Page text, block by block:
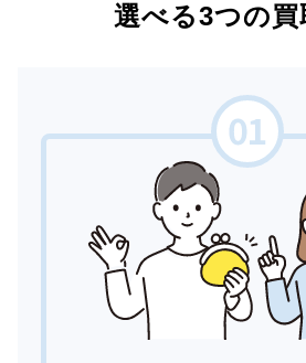
選べる3つの買